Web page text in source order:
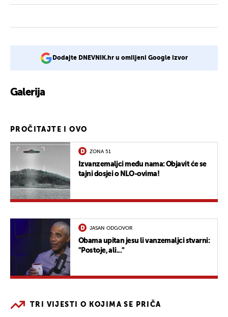
Dodajte DNEVNIK.hr u omiljeni Google izvor
Galerija
PROČITAJTE I OVO
ZONA 51
Izvanzemaljci među nama: Objavit će se
tajni dosjei o NLO-ovima!
JASAN ODGOVOR
Obama upitan jesu li vanzemaljci stvarni:
"Postoje, ali..."
TRI VIJESTI O KOJIMA SE PRIČA